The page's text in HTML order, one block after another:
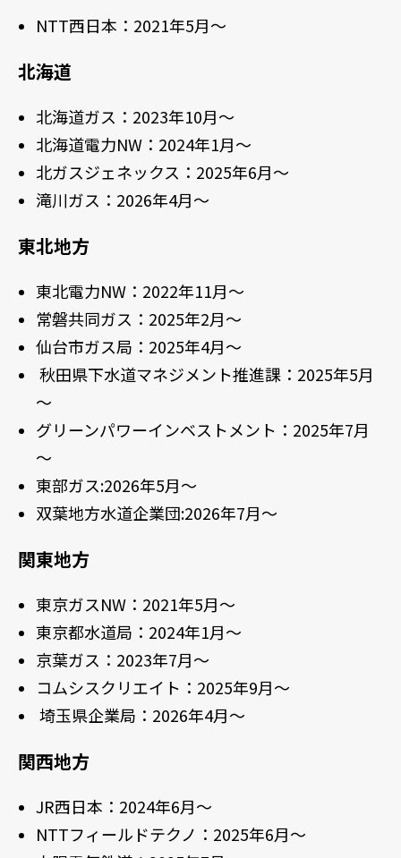
NTT西日本：2021年5月～
北海道
北海道ガス：2023年10月～
北海道電力NW：2024年1月～
北ガスジェネックス：2025年6月～
滝川ガス：2026年4月～
東北地方
東北電力NW：2022年11月～
常磐共同ガス：2025年2月～
仙台市ガス局：2025年4月～
秋田県下水道マネジメント推進課：2025年5月
～
グリーンパワーインベストメント：2025年7月
～
東部ガス:2026年5月～
双葉地方水道企業団:2026年7月～
関東地方
東京ガスNW：2021年5月～
東京都水道局：2024年1月～
京葉ガス：2023年7月～
コムシスクリエイト：2025年9月～
埼玉県企業局：2026年4月～
関西地方
JR西日本：2024年6月～
NTTフィールドテクノ：2025年6月～